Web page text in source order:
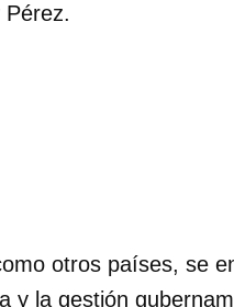
Pérez.
otros países, se
y la gestión